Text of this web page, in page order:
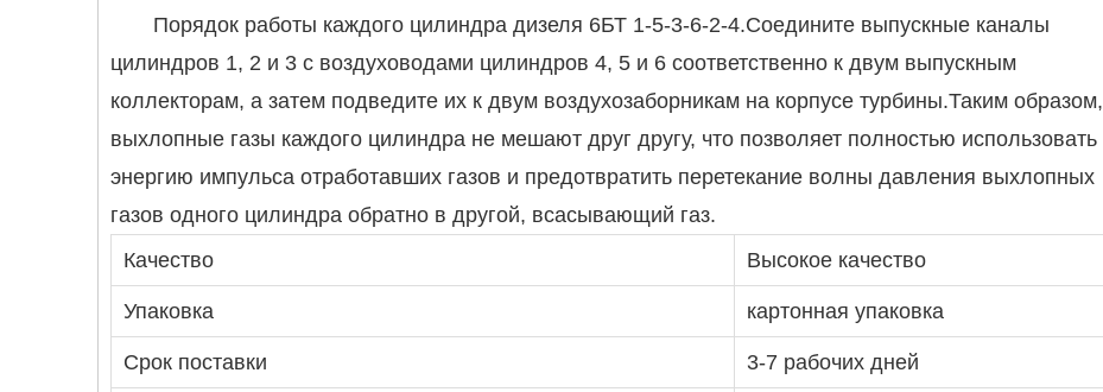
Порядок работы каждого цилиндра дизеля 6БТ 1-5-3-6-2-4.Соедините выпускные каналы
цилиндров 1, 2 и 3 с воздуховодами цилиндров 4, 5 и 6 соответственно к двум выпускным
коллекторам, а затем подведите их к двум воздухозаборникам на корпусе турбины.Таким образом,
выхлопные газы каждого цилиндра не мешают друг другу, что позволяет полностью использовать
энергию импульса отработавших газов и предотвратить перетекание волны давления выхлопных
газов одного цилиндра обратно в другой, всасывающий газ.
Качество
Высокое качество
Упаковка картонная упаковка
Срок поставки 3-7 рабочих дней